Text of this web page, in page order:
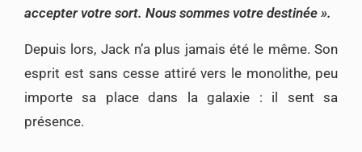
accepter votre sort. Nous sommes votre destinée ».
Depuis lors, Jack n’a plus jamais été le même. Son
esprit est sans cesse attiré vers le monolithe, peu
importe sa place dans la galaxie : il sent sa
présence.